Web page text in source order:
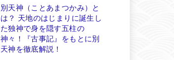
別天神（ことあまつかみ）と
は？ 天地のはじまりに誕生し
た独神で身を隠す五柱の
神々！『古事記』をもとに別
天神を徹底解説！